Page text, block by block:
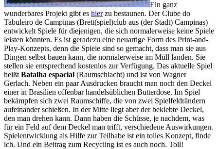
Ein ganz
wunderbares Projekt gibt es hierzu bestaunen. Der Clube do
Tabuleiro de Campinas (Brett(spiel)club aus (der Stadt) Campinas)
entwickelt Spiele für diejenigen, die sich normalerweise keine Spiele
leisten könnten. Es ist geradezu eine neuartige Form des Print-and-
Play-Konzepts, denn die Spiele sind so gemacht, dass man sie aus
Dingen selbst bauen kann, die normalerweise im Müll landen. Sie
stellen sie entsprechend kostenlos zur Verfügung. Das aktuelle Spiel
heißt Batalha espacial (Raumschlacht) und ist von Wagner
Gerlach. Neben ein paar Ausdrucken braucht man noch den Deckel
einer in Brasilien offenbar handelsüblichen Butterdose. Im Spiel
bekämpfen sich zwei Raumschiffe, die von zwei Spielfeldrändern
aufeinander schießen. In der Mitte liegt aber der beklebte Deckel,
den man drehen kann. Dann haben die Schüsse, je nachdem, was
für ein Feld auf dem Deckel man trifft, verschiedene Auswirkungen.
Spielentwicklung als Hilfe zur Teilhabe ist ein tolles Konzept, finde
ich. Und ein Beitrag zum Recycling ist es auch noch. Toll!